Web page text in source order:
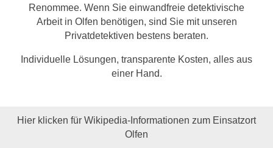
Renommee. Wenn Sie einwandfreie detektivische
Arbeit in Olfen benötigen, sind Sie mit unseren
Privatdetektiven bestens beraten.
Individuelle Lösungen, transparente Kosten, alles aus
einer Hand.
Hier klicken für Wikipedia-Informationen zum Einsatzort
Olfen